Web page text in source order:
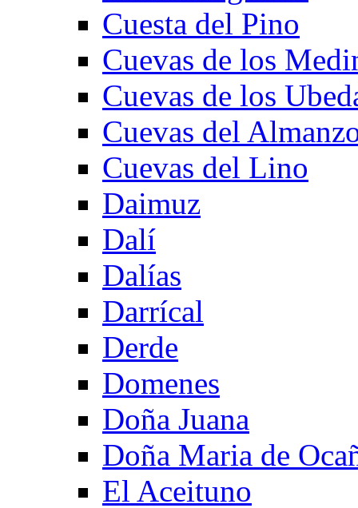
Cuesta del Pino
Cuevas de los
Cuevas de los
Cuevas del
Cuevas del Lino
Daimuz
Dalí
Dalías
Darrícal
Derde
Domenes
Doña Juana
Doña Maria de
El Aceituno